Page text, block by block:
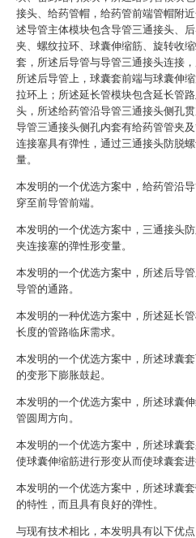
接头、给药管帽，给药管前端管帽附
述导管主体模块包含导管三通接头、
夹、螺纹拉环、球囊伸缩筋、旋转收
套，所述后导管与导管三通接头连接
所述后导管上，球囊套前端与球囊伸
拉环上；所述延长管模块包含延长管
头，所述给药管沿导管三通接头侧孔
导管三通接头侧孔内套有给药管管夹
连接塞具有弹性，通过三通接头防脱
量。
本发明的一个优选方案中，给药管沿
穿至前导管前端。
本发明的一个优选方案中，三通接头
夹连接塞的弹性形变量。
本发明的一个优选方案中，所述后导
导管的通路。
本发明的一种优选方案中，所述延长
长度的管路临床需求。
本发明的一个优选方案中，所述球囊
的变形下膨胀鼓起。
本发明的一个优选方案中，所述球囊
管圆周方向。
本发明的一个优选方案中，所述球囊
使球囊伸缩筋进行形变从而使球囊套进
本发明的一个优选方案中，所述球囊
的特性，而且具有良好的弹性。
与现有技术相比，本发明具有以下优点